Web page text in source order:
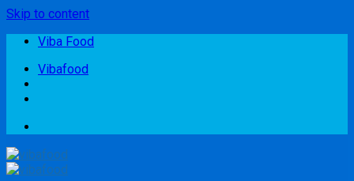
Skip to content
Viba Food
Vibafood